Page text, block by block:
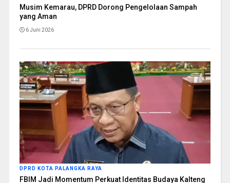
Musim Kemarau, DPRD Dorong Pengelolaan Sampah
yang Aman
6 Juni 2026
DPRD KOTA PALANGKA RAYA
FBIM Jadi Momentum Perkuat Identitas Budaya Kalteng